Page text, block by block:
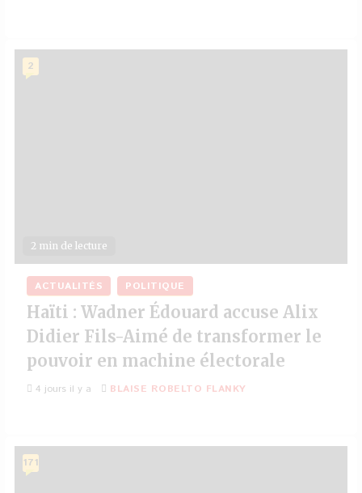
2 min de lecture
2
ACTUALITÉS POLITIQUE
Haïti : Wadner Édouard accuse Alix
Didier Fils-Aimé de transformer le
pouvoir en machine électorale
4 jours il y a BLAISE ROBELTO FLANKY
171